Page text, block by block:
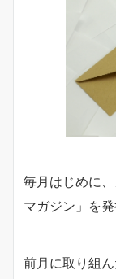
毎月はじめに
マガジン」を発
前月に取り組